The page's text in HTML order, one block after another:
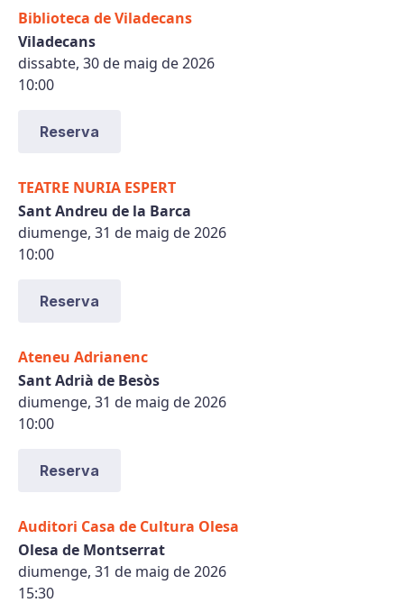
Biblioteca de Viladecans
Viladecans
dissabte, 30 de maig de 2026
10:00
Reserva
TEATRE NURIA ESPERT
Sant Andreu de la Barca
diumenge, 31 de maig de 2026
10:00
Reserva
Ateneu Adrianenc
Sant Adrià de Besòs
diumenge, 31 de maig de 2026
10:00
Reserva
Auditori Casa de Cultura Olesa
Olesa de Montserrat
diumenge, 31 de maig de 2026
15:30